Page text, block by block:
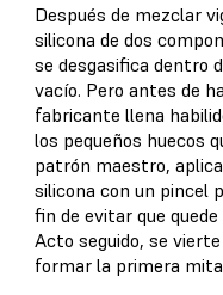
Después de mezclar
silicona de dos
se desgasifica dentro
vacío. Pero antes de
fabricante llena
los pequeños huecos
patrón maestro,
silicona con un pincel
fin de evitar que
Acto seguido, se
formar la primera